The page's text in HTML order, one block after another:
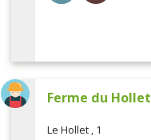
Ferme du Hollet
Le Hollet , 1